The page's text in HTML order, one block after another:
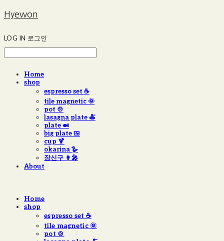
Hyewon
LOG IN 로그인
Home
shop
espresso set ☕️
tile magnetic 🌞
pot 🍲
lasagna plate 🍝
plate 🍛
big plate 🍱
cup 🍹
okarina 🪿
장신구 👩‍🎤
About
Home
shop
espresso set ☕️
tile magnetic 🌞
pot 🍲